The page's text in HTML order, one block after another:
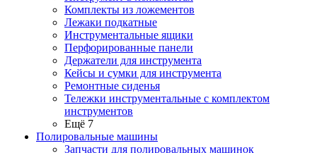
Комплекты из ложементов
Лежаки подкатные
Инструментальные ящики
Перфорированные панели
Держатели для инструмента
Кейсы и сумки для инструмента
Ремонтные сиденья
Тележки инструментальные с комплектом
инструментов
Ещё 7
Полировальные машины
Запчасти для полировальных машинок